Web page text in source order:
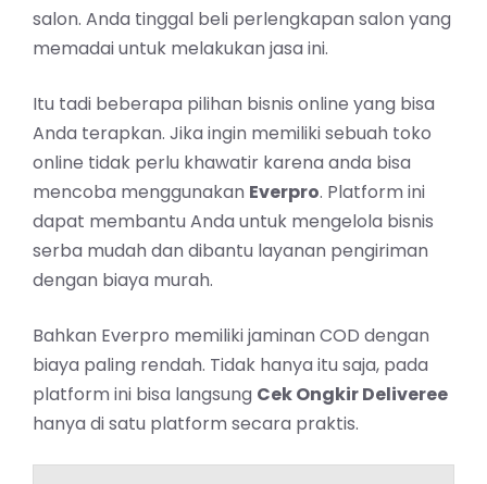
salon. Anda tinggal beli perlengkapan salon yang
memadai untuk melakukan jasa ini.
Itu tadi beberapa pilihan bisnis online yang bisa
Anda terapkan. Jika ingin memiliki sebuah toko
online tidak perlu khawatir karena anda bisa
mencoba menggunakan Everpro. Platform ini
dapat membantu Anda untuk mengelola bisnis
serba mudah dan dibantu layanan pengiriman
dengan biaya murah.
Bahkan Everpro memiliki jaminan COD dengan
biaya paling rendah. Tidak hanya itu saja, pada
platform ini bisa langsung Cek Ongkir Deliveree
hanya di satu platform secara praktis.